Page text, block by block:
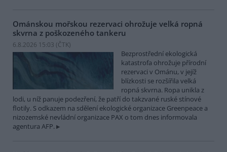
Ománskou mořskou rezervaci ohrožuje velká ropná
skvrna z poškozeného tankeru
6.8.2026 15:03 (ČTK)
Bezprostřední ekologická
katastrofa ohrožuje přírodní
rezervaci v Ománu, v jejíž
blízkosti se rozšířila velká
ropná skvrna. Ropa unikla z
lodi, u níž panuje podezření, že patří do takzvané ruské stínové
flotily. S odkazem na sdělení ekologické organizace Greenpeace a
nizozemské nevládní organizace PAX o tom dnes informovala
agentura AFP.